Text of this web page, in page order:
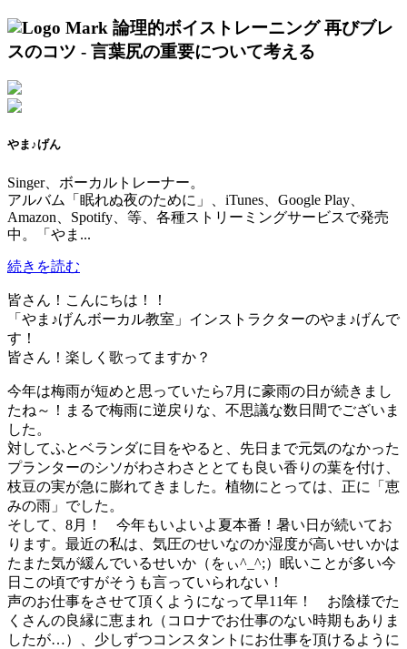
論理的ボイストレーニング再びブレ
スのコツ - 言葉尻の重要について考える
やま♪げん
Singer、ボーカルトレーナー。
アルバム「眠れぬ夜のために」、iTunes、Google Play、
Amazon、Spotify、等、各種ストリーミングサービスで発売
中。「やま...
続きを読む
皆さん！こんにちは！！
「やま♪げんボーカル教室」インストラクターのやま♪げんで
す！
皆さん！楽しく歌ってますか？
今年は梅雨が短めと思っていたら7月に豪雨の日が続きまし
たね～！まるで梅雨に逆戻りな、不思議な数日間でございま
した。
対してふとベランダに目をやると、先日まで元気のなかった
プランターのシソがわさわさととても良い香りの葉を付け、
枝豆の実が急に膨れてきました。植物にとっては、正に「恵
みの雨」でした。
そして、8月！ 今年もいよいよ夏本番！暑い日が続いてお
ります。最近の私は、気圧のせいなのか湿度が高いせいかは
たまた気が緩んでいるせいか（をぃ^_^;）眠いことが多い今
日この頃ですがそうも言っていられない！
声のお仕事をさせて頂くようになって早11年！ お陰様でた
くさんの良縁に恵まれ（コロナでお仕事のない時期もありま
したが…）、少しずつコンスタントにお仕事を頂けるように